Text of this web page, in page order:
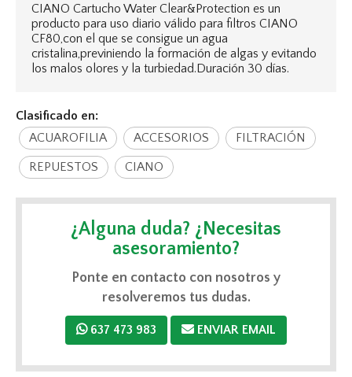
CIANO Cartucho Water Clear&Protection es un
producto para uso diario válido para filtros CIANO
CF80,con el que se consigue un agua
cristalina,previniendo la formación de algas y evitando
los malos olores y la turbiedad.Duración 30 días.
Clasificado en:
ACUAROFILIA
ACCESORIOS FILTRACIÓN
REPUESTOS CIANO
¿Alguna duda? ¿Necesitas
asesoramiento?
Ponte en contacto con nosotros y
resolveremos tus dudas.
637 473 983 ENVIAR EMAIL